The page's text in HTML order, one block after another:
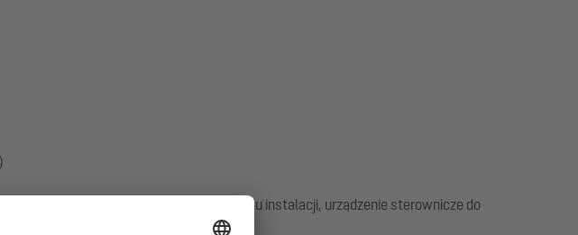
i czujniki do zamontowania w miejscu instalacji, urządzenie sterownicze do